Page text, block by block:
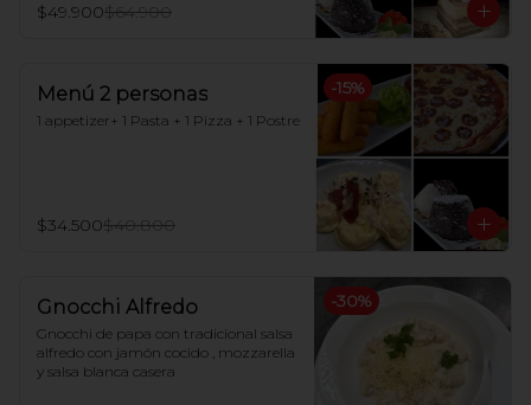
$49.900$64.900
-15%
Menú 2 personas
1 appetizer+ 1 Pasta + 1 Pizza + 1 Postre
$34.500$40.800
-30%
Gnocchi Alfredo
Gnocchi de papa con tradicional salsa
alfredo con jamón cocido , mozzarella
y salsa blanca casera